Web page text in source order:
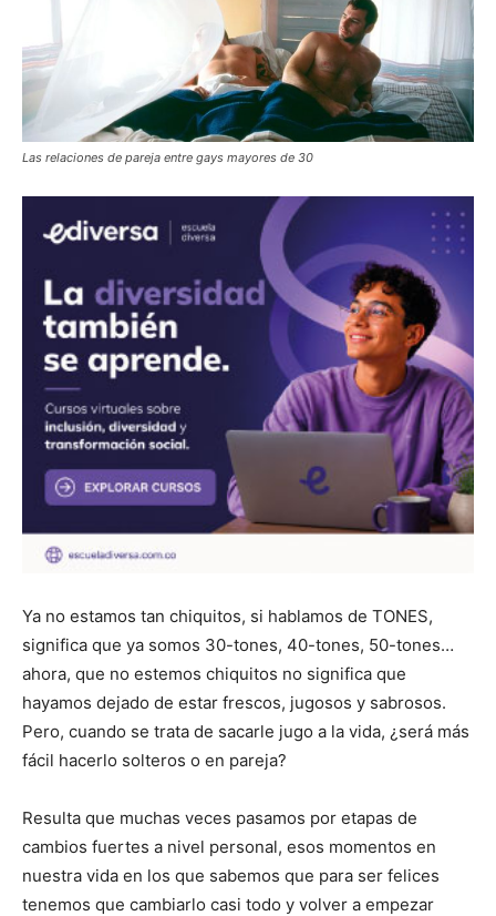
Las relaciones de pareja entre gays mayores de 30
Ya no estamos tan chiquitos, si hablamos de TONES,
significa que ya somos 30-tones, 40-tones, 50-tones…
ahora, que no estemos chiquitos no significa que
hayamos dejado de estar frescos, jugosos y sabrosos.
Pero, cuando se trata de sacarle jugo a la vida, ¿será más
fácil hacerlo solteros o en pareja?
Resulta que muchas veces pasamos por etapas de
cambios fuertes a nivel personal, esos momentos en
nuestra vida en los que sabemos que para ser felices
tenemos que cambiarlo casi todo y volver a empezar